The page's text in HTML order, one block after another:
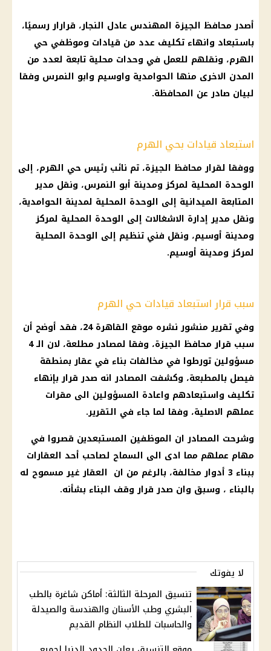
أصدر محافظ الجيزة المهندس عادل النجار، قرارار رسميًا،
باستبعاد وانهاء تكليف عدد من قيادات وموظفي حي
الهرم، ونقلهم للعمل في وحدات محلية تابعة لعدد من
المدن الاخرى منها الحوامدية واوسيم وابو النمرس وفقا
لبيان صادر عن المحافظة.
استبعاد قيادات بحي الهرم
ووفقا لقرار محافظ الجيزة، تم نائب رئيس حي الهرم، إلى
الوحدة المحلية لمركز ومدينة أبو النمرس، ونقل مدير
المتابعة الميدانية إلى الوحدة المحلية لمدينة الحوامدية،
ونقل مدير إدارة الاشغالات إلى الوحدة المحلية لمركز
ومدينة أوسيم، ونقل فني تنظيم إلى الوحدة المحلية
لمركز ومدينة أوسيم.
سبب قرار استبعاد قيادات حي الهرم
وفي تقرير منشور نشره موقع القاهرة 24، فقد أوضح أن
سبب قرار محافظ الجيزة، وفقا لمصادر مطلعة، لان الـ 4
مسؤولين تورطوا في مخالفات بناء في عقار بمنطقة
فيصل بالمطبعة، وكشفت المصادر انه صدر قرار بإنهاء
تكليف واستبعادهم واعادة المسؤولين الى مقرات
عملهم الاصلية، وفقا لما جاء في التقرير.
وشرحت المصادر ان الموظفين المستبعدين قصروا في
مهام عملهم مما ادى الى السماح لصاحب أحد العقارات
ببناء 3 أدوار مخالفة، بالرغم من ان العقار غير مسموح له
بالبناء ، وسبق وان صدر قرار وقف البناء بشأنه.
لا يفوتك
تنسيق المرحلة الثالثة: أماكن شاغرة بالطب
البشري وطب الأسنان والهندسة والصيدلة
والحاسبات للطلاب النظام القديم